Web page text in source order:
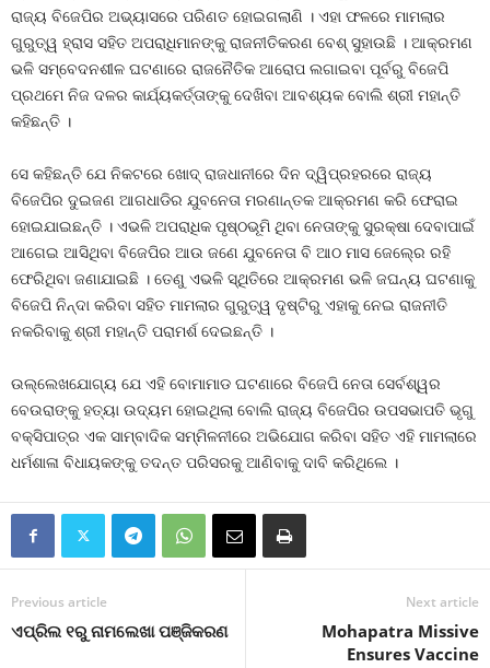
ରାଜ୍ୟ ବିଜେପିର ଅଭ୍ୟାସରେ ପରିଣତ ହୋଇଗଲାଣି । ଏହା ଫଳରେ ମାମଲାର
ଗୁରୁତ୍ୱ ହ୍ରାସ ସହିତ ଅପରାଧିମାନଙ୍କୁ ରାଜନୀତିକରଣ ବେଶ୍‍ ସୁହାଉଛି । ଆକ୍ରମଣ
ଭଳି ସମ୍ବେଦନଶୀଳ ଘଟଣାରେ ରାଜନୈତିକ ଆରୋପ ଲଗାଇବା ପୂର୍ବରୁ ବିଜେପି
ପ୍ରଥମେ ନିଜ ଦଳର କାର୍ଯ୍ୟକର୍ତ୍ତାଙ୍କୁ ଦେଖିବା ଆବଶ୍ୟକ ବୋଲି ଶ୍ରୀ ମହାନ୍ତି
କହିଛନ୍ତି ।
ସେ କହିଛନ୍ତି ଯେ ନିକଟରେ ଖୋଦ୍‍ ରାଜଧାନୀରେ ଦିନ ଦ୍ୱିପ୍ରହରରେ ରାଜ୍ୟ
ବିଜେପିର ଦୁଇଜଣ ଆଗଧାଡିର ଯୁବନେତା ମରଣାନ୍ତକ ଆକ୍ରମଣ କରି ଫେରାଇ
ହୋଇଯାଇଛନ୍ତି । ଏଭଳି ଅପରାଧିକ ପୃଷ୍ଠଭୂମି ଥିବା ନେତାଙ୍କୁ ସୁରକ୍ଷା ଦେବାପାଇଁ
ଆଗେଇ ଆସିଥିବା ବିଜେପିର ଆଉ ଜଣେ ଯୁବନେତା ବି ଆଠ ମାସ ଜେଲ୍‍ରେ ରହି
ଫେରିଥିବା ଜଣାଯାଇଛି । ତେଣୁ ଏଭଳି ସ୍ଥିତିରେ ଆକ୍ରମଣ ଭଳି ଜଘନ୍ୟ ଘଟଣାକୁ
ବିଜେପି ନିନ୍ଦା କରିବା ସହିତ ମାମଲାର ଗୁରୁତ୍ୱ ଦୃଷ୍ଟିରୁ ଏହାକୁ ନେଇ ରାଜନୀତି
ନକରିବାକୁ ଶ୍ରୀ ମହାନ୍ତି ପରାମର୍ଶ ଦେଇଛନ୍ତି ।
ଉଲ୍ଲେଖଯୋଗ୍ୟ ଯେ ଏହି ବୋମାମାଡ ଘଟଣାରେ ବିଜେପି ନେତା ସେର୍ବଶ୍ୱର
ବେଉରାଙ୍କୁ ହତ୍ୟା ଉଦ୍ୟମ ହୋଇଥିଲା ବୋଲି ରାଜ୍ୟ ବିଜେପିର ଉପସଭାପତି ଭୃଗୁ
ବକ୍ସିପାତ୍ର ଏକ ସାମ୍ବାଦିକ ସମ୍ମିଳନୀରେ ଅଭିଯୋଗ କରିବା ସହିତ ଏହି ମାମଲାରେ
ଧର୍ମଶାଳା ବିଧାୟକଙ୍କୁ ତଦନ୍ତ ପରିସରକୁ ଆଣିବାକୁ ଦାବି କରିଥିଲେ ।
Previous article
ଏପ୍ରିଲ ୧ରୁ ନାମଲେଖା ପଞ୍ଜିକରଣ
Next article
Mohapatra Missive
Ensures Vaccine